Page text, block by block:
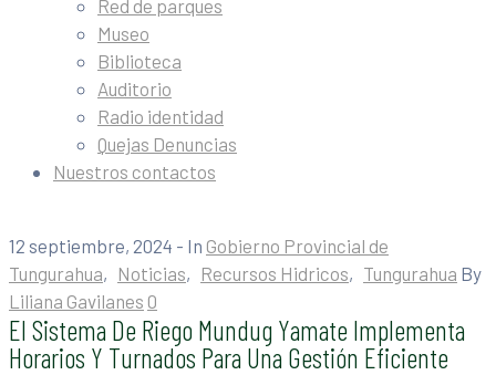
Red de parques
Museo
Biblioteca
Auditorio
Radio identidad
Quejas Denuncias
Nuestros contactos
12 septiembre, 2024 - In Gobierno Provincial de
Tungurahua‚ Noticias‚ Recursos Hidricos‚ Tungurahua By
Liliana Gavilanes 0
El Sistema De Riego Mundug Yamate Implementa
Horarios Y Turnados Para Una Gestión Eficiente